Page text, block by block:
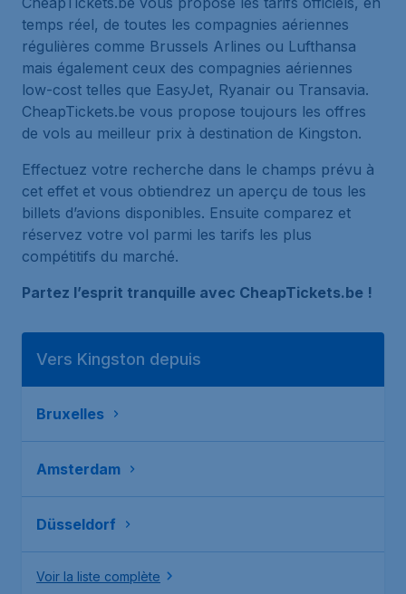
temps réel, de toutes les compagnies aériennes
régulières comme Brussels Arlines ou Lufthansa
mais également ceux des compagnies aériennes
low-cost telles que EasyJet, Ryanair ou Transavia.
CheapTickets.be vous propose toujours les offres
de vols au meilleur prix à destination de Kingston.
Effectuez votre recherche dans le champs prévu à
cet effet et vous obtiendrez un aperçu de tous les
billets d’avions disponibles. Ensuite comparez et
réservez votre vol parmi les tarifs les plus
compétitifs du marché.
Partez l’esprit tranquille avec CheapTickets.be !
Vers Kingston depuis
Bruxelles
Amsterdam
Düsseldorf
Voir la liste complète